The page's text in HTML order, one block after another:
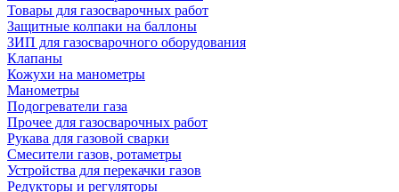
Товары для газосварочных работ
Защитные колпаки на баллоны
ЗИП для газосварочного оборудования
Клапаны
Кожухи на манометры
Манометры
Подогреватели газа
Прочее для газосварочных работ
Рукава для газовой сварки
Смесители газов, ротаметры
Устройства для перекачки газов
Редукторы и регуляторы